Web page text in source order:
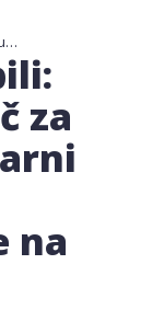
Električni romobili: Ultimativni vodič za kupovinu, popularni modeli, njihove performance sve na jednom mjestu
za
na